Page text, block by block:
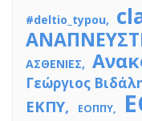
#deltio_typou
ΑΣΘΕΝΙΕΣ
Γεώργιος
ΕΚΠΥ ΕΟΠΠΥ